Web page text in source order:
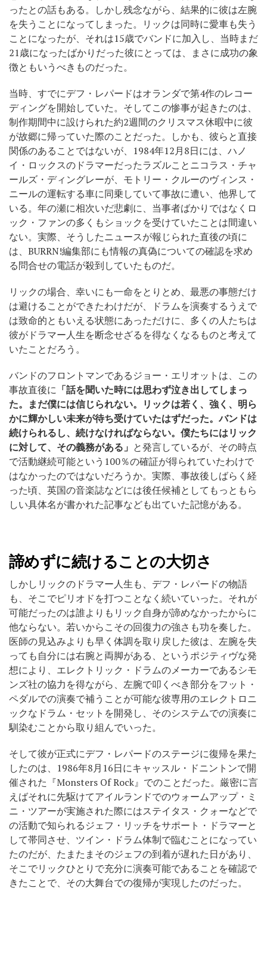
ったとの話もある。しかし残念ながら、結果的に彼は左腕
を失うことになってしまった。リックは同時に愛車も失う
ことになったが、それは15歳でバンドに加入し、当時まだ
21歳になったばかりだった彼にとっては、まさに成功の象
徴ともいうべきものだった。
当時、すでにデフ・レパードはオランダで第4作のレコー
ディングを開始していた。そしてこの惨事が起きたのは、
制作期間中に設けられた約2週間のクリスマス休暇中に彼
が故郷に帰っていた際のことだった。しかも、彼らと直接
関係のあることではないが、1984年12月8日には、ハノ
イ・ロックスのドラマーだったラズルことニコラス・チャ
ールズ・ディングレーが、モトリー・クルーのヴィンス・
ニールの運転する車に同乗していて事故に遭い、他界して
いる。年の瀬に相次いだ悲劇に、当事者ばかりではなくロ
ック・ファンの多くもショックを受けていたことは間違い
ない。実際、そうしたニュースが報じられた直後の頃に
は、BURRN!編集部にも情報の真偽についての確認を求め
る問合せの電話が殺到していたものだ。
リックの場合、幸いにも一命をとりとめ、最悪の事態だけ
は避けることができたわけだが、ドラムを演奏するうえで
は致命的ともいえる状態にあっただけに、多くの人たちは
彼がドラマー人生を断念せざるを得なくなるものと考えて
いたことだろう。
バンドのフロントマンであるジョー・エリオットは、この
事故直後に 「話を聞いた時には思わず泣き出してしまっ
た。まだ僕には信じられない。リックは若く、強く、明ら
かに輝かしい未来が待ち受けていたはずだった。バンドは
続けられるし、続けなければならない。僕たちにはリック
に対して、その義務がある」 と発言しているが、その時点
で活動継続可能という100％の確証が得られていたわけで
はなかったのではないだろうか。実際、事故後しばらく経
った頃、英国の音楽誌などには後任候補としてもっともら
しい具体名が書かれた記事なども出ていた記憶がある。
諦めずに続けることの大切さ
しかしリックのドラマー人生も、デフ・レパードの物語
も、そこでピリオドを打つことなく続いていった。それが
可能だったのは誰よりもリック自身が諦めなかったからに
他ならない。若いからこその回復力の強さも功を奏した。
医師の見込みよりも早く体調を取り戻した彼は、左腕を失
っても自分には右腕と両脚がある、というポジティヴな発
想により、エレクトリック・ドラムのメーカーであるシモ
ンズ社の協力を得ながら、左腕で叩くべき部分をフット・
ペダルでの演奏で補うことが可能な彼専用のエレクトロニ
ックなドラム・セットを開発し、そのシステムでの演奏に
馴染むことから取り組んでいった。
そして彼が正式にデフ・レパードのステージに復帰を果た
したのは、1986年8月16日にキャッスル・ドニントンで開
催された『Monsters Of Rock』でのことだった。厳密に言
えばそれに先駆けてアイルランドでのウォームアップ・ミ
ニ・ツアーが実施された際にはステイタス・クォーなどで
の活動で知られるジェフ・リッチをサポート・ドラマーと
して帯同させ、ツイン・ドラム体制で臨むことになってい
たのだが、たまたまそのジェフの到着が遅れた日があり、
そこでリックひとりで充分に演奏可能であることを確認で
きたことで、その大舞台での復帰が実現したのだった。